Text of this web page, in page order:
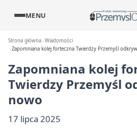
MENU
Strona główna Wiadomości
Zapomniana kolej forteczna Twierdzy Przemyśl
Zapomniana kolej
Twierdzy Przemyśl
nowo
17 lipca 2025